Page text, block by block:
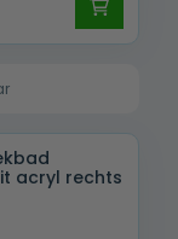
acryl rechts